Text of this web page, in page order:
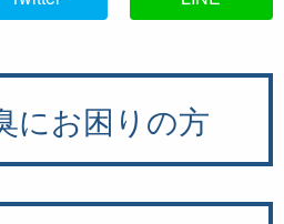
にお困りの方